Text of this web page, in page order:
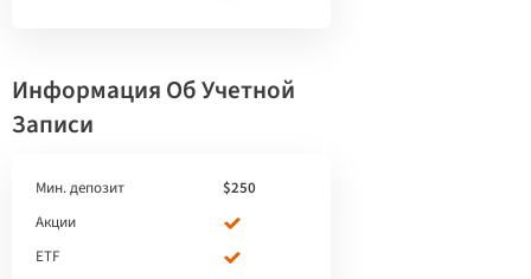
Информация Об Учетной
Записи
Мин. депозит
$250
Акции
ETF